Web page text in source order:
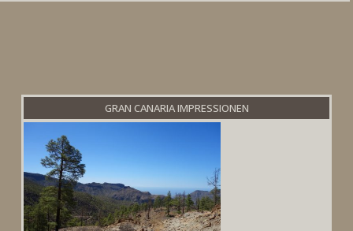
GRAN CANARIA IMPRESSIONEN